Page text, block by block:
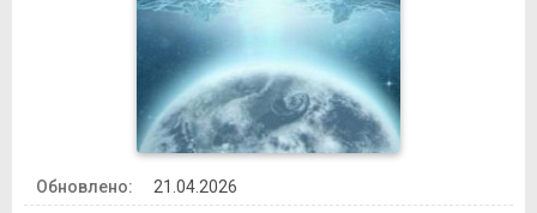
Обновлено:
21.04.2026